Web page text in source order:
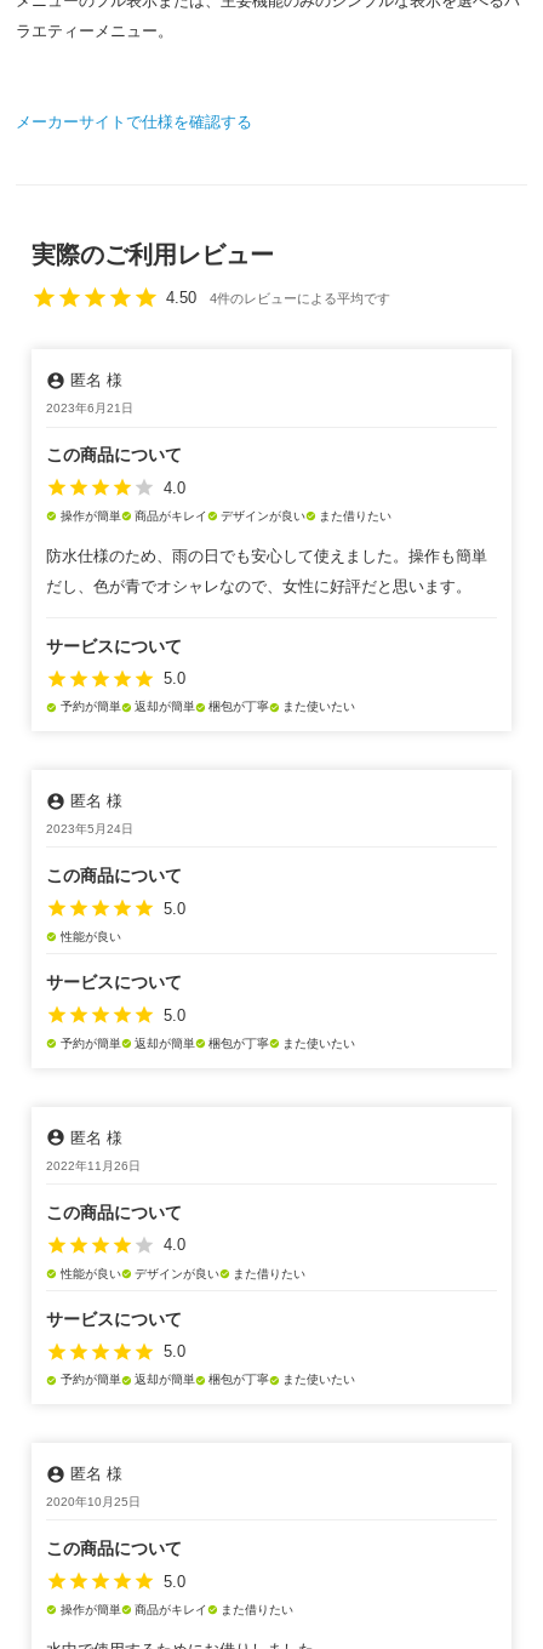
ラエティーメニュー。
メーカーサイトで仕様を確認する
実際のご利用レビュー
starstarstarstarstar 4.50 4件のレビューによる平均です
account_circle 匿名 様
2023年6月21日
この商品について
star star star star star 4.0
check_circle 操作が簡単check_circle 商品がキレイ check_circle デザインが良いcheck_circle また借りたい
防水仕様のため、雨の日でも安心して使えました。操作も簡単
だし、色が青でオシャレなので、女性に好評だと思います。
サービスについて
star star star star star 5.0
check_circle 予約が簡単check_circle 返却が簡単check_circle 梱包が丁寧check_circle また使いたい
account_circle 匿名 様
2023年5月24日
この商品について
star star star star star 5.0
check_circle 性能が良い
サービスについて
star star star star star 5.0
check_circle 予約が簡単check_circle 返却が簡単check_circle 梱包が丁寧check_circle また使いたい
account_circle 匿名 様
2022年11月26日
この商品について
star star star star star 4.0
check_circle 性能が良いcheck_circle デザインが良いcheck_circle また借りたい
サービスについて
star star star star star 5.0
check_circle 予約が簡単check_circle 返却が簡単check_circle 梱包が丁寧check_circle また使いたい
account_circle 匿名 様
2020年10月25日
この商品について
star star star star star 5.0
check_circle 操作が簡単check_circle 商品がキレイ check_circle また借りたい